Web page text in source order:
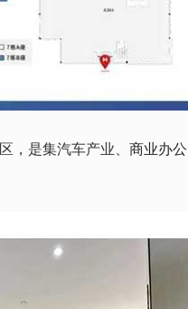
是集汽车产业、 商业办公